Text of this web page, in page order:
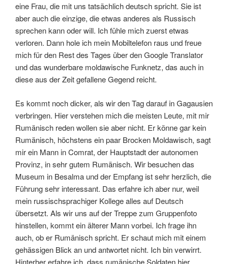
eine Frau, die mit uns tatsächlich deutsch spricht. Sie ist
aber auch die einzige, die etwas anderes als Russisch
sprechen kann oder will. Ich fühle mich zuerst etwas
verloren. Dann hole ich mein Mobiltelefon raus und freue
mich für den Rest des Tages über den Google Translator
und das wunderbare moldawische Funknetz, das auch in
diese aus der Zeit gefallene Gegend reicht.
Es kommt noch dicker, als wir den Tag darauf in Gagausien
verbringen. Hier verstehen mich die meisten Leute, mit mir
Rumänisch reden wollen sie aber nicht. Er könne gar kein
Rumänisch, höchstens ein paar Brocken Moldawisch, sagt
mir ein Mann in Comrat, der Hauptstadt der autonomen
Provinz, in sehr gutem Rumänisch. Wir besuchen das
Museum in Besalma und der Empfang ist sehr herzlich, die
Führung sehr interessant. Das erfahre ich aber nur, weil
mein russischsprachiger Kollege alles auf Deutsch
übersetzt. Als wir uns auf der Treppe zum Gruppenfoto
hinstellen, kommt ein älterer Mann vorbei. Ich frage ihn
auch, ob er Rumänisch spricht. Er schaut mich mit einem
gehässigen Blick an und antwortet nicht. Ich bin verwirrt.
Hinterher erfahre ich, dass rumänische Soldaten hier